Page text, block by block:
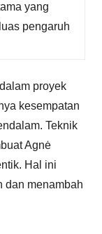
yang
pengaruh
proyek
kesempatan
Teknik
Agnė
Hal ini
dan menambah